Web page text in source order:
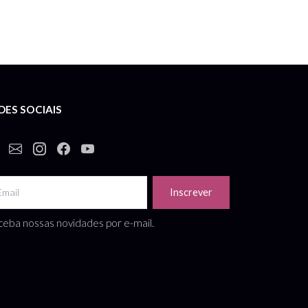
SOCIAIS
Inscrever
nossas novidades por e-mail.